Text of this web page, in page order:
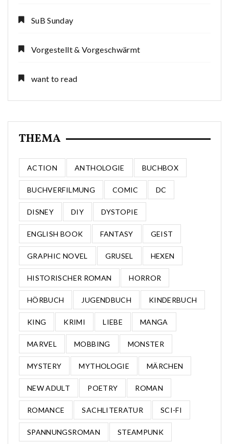
SuB Sunday
Vorgestellt & Vorgeschwärmt
want to read
THEMA
ACTION ANTHOLOGIE BUCHBOX
BUCHVERFILMUNG COMIC DC
DISNEY DIY DYSTOPIE
ENGLISH BOOK FANTASY GEIST
GRAPHIC NOVEL GRUSEL HEXEN
HISTORISCHER ROMAN HORROR
HÖRBUCH JUGENDBUCH KINDERBUCH
KING KRIMI LIEBE MANGA
MARVEL MOBBING MONSTER
MYSTERY MYTHOLOGIE MÄRCHEN
NEW ADULT POETRY ROMAN
ROMANCE SACHLITERATUR SCI-FI
SPANNUNGSROMAN STEAMPUNK